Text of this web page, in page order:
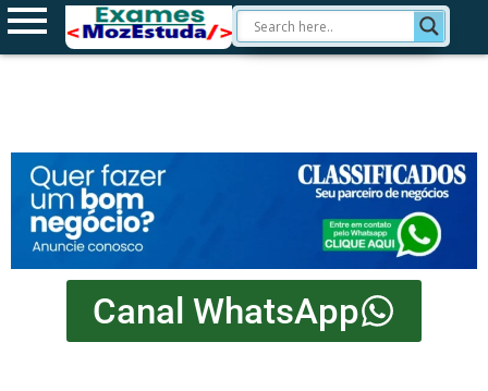
Canal WhatsApp